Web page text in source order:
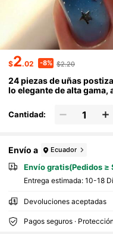
$2.02 -8% $2.20
24 piezas de uñas
lo elegante de alta
sivas para las uñas
Cantidad:
Envío a Ecuador
Envío gratis(Pedidos ≥
Entrega estimada: 10-18
Devoluciones aceptadas
Pagos seguros ·
4.92 9